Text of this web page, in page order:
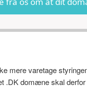
mere varetage
.DK domæne skal